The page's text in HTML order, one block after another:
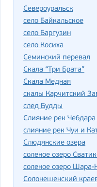
Североуральск
село Байкальское
село Баргузин
село Косиха
Семинский перевал
Скала “Три Брата”
Скала Медная
скалы Карчитский
след Будды
Слияние рек
слияние рек Чуи и
Слюдянские озера
соленое озеро
соленое озеро Шара-
Солонешенский